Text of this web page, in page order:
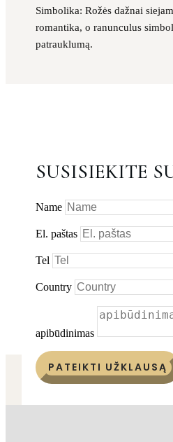
Simbolika: Rožės dažnai
romantika, o ranunculus
patrauklumą.
SUSISIEKITE
Name
El. paštas
Tel
Country
apibūdinimas
PATEIKTI UŽKLAUSĄ